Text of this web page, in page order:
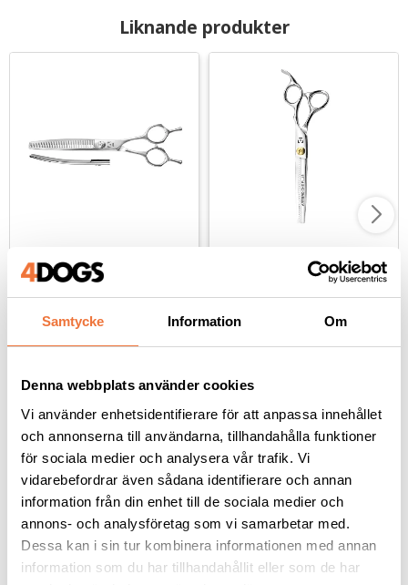
Samtycke Information Om
Denna webbplats använder cookies
Vi använder enhetsidentifierare för att anpassa innehållet
och annonserna till användarna, tillhandahålla funktioner
för sociala medier och analysera vår trafik. Vi
vidarebefordrar även sådana identifierare och annan
information från din enhet till de sociala medier och
annons- och analysföretag som vi samarbetar med.
Dessa kan i sin tur kombinera informationen med annan
information som du har tillhandahållit eller som de har
Liknande produkter
Artero Slalom böjd
effileringssax - 7 tum
För mjuka rundade former - 48 tänder
1 659kr
Artero One Plus
effileringssax - 7 tum
38 böjda tänder - urtunning 35%
1 399
Andra köpte även